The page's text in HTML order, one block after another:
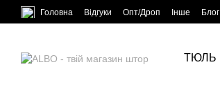
Перейти до основного контенту
Головна Відгуки Опт/Дроп Інше Блог
ТЮЛЬ